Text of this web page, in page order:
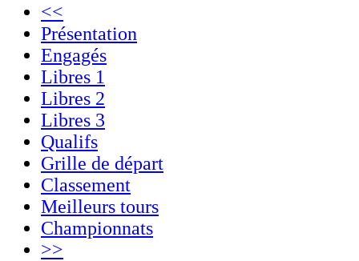
<<
Présentation
Engagés
Libres 1
Libres 2
Libres 3
Qualifs
Grille de départ
Classement
Meilleurs tours
Championnats
>>